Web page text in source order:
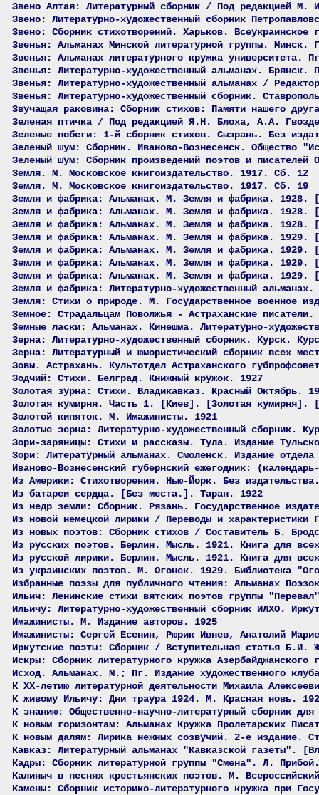
Звено Алтая: Литературный сборник / Под редакцией М.
Звено: Литературно-художественный сборник
Звено: Сборник стихотворений. Харьков. Всеукраинское
Звенья: Альманах Минской литературной группы. Минск.
Звенья: Альманах литературного кружка университета.
Звенья: Литературно-художественный альманах. Брянск.
Звенья: Литературно-художественный альманах /
Звенья: Литературно-художественный сборник.
Звучащая раковина: Сборник стихов: Памяти нашего
Зеленая птичка / Под редакцией Я.Н. Блоха, А.А.
Зеленые побеги: 1-й сборник стихов. Сызрань. Без
Зеленый шум: Сборник. Иваново-Вознесенск. Общество
Зеленый шум: Сборник произведений поэтов и писателей
Земля. М. Московское книгоиздательство. 1917. Сб. 12
Земля. М. Московское книгоиздательство. 1917. Сб. 19
Земля и фабрика: Альманах. М. Земля и фабрика.
Земля и фабрика: Альманах. М. Земля и фабрика.
Земля и фабрика: Альманах. М. Земля и фабрика.
Земля и фабрика: Альманах. М. Земля и фабрика.
Земля и фабрика: Альманах. М. Земля и фабрика.
Земля и фабрика: Альманах. М. Земля и фабрика.
Земля и фабрика: Альманах. М. Земля и фабрика.
Земля и фабрика: Литературно-художественный
Земля: Стихи о природе. М. Государственное военное
Земное: Страдальцам Поволжья - Астраханские
Земные ласки: Альманах. Кинешма. Литературно-
Зерна: Литературно-художественный сборник. Курск.
Зерна: Литературный и юмористический сборник всех
Зовы. Астрахань. Культотдел Астраханского
Зодчий: Стихи. Белград. Книжный кружок. 1927
Золотая зурна: Стихи. Владикавказ. Красный Октябрь.
Золотая кумирня. Часть 1. [Киев]. [Золотая кумирня].
Золотой кипяток. М. Имажинисты. 1921
Золотые зерна: Литературно-художественный сборник.
Зори-заряницы: Стихи и рассказы. Тула. Издание
Зори: Литературный альманах. Смоленск. Издание
Иваново-Вознесенский губернский ежегодник:
Из Америки: Стихотворения. Нью-Йорк. Без
Из батареи сердца. [Без места.]. Таран. 1922
Из недр земли: Сборник. Рязань. Государственное
Из новой немецкой лирики / Переводы и
Из новых поэтов: Сборник стихов / Составитель Б.
Из русских поэтов. Берлин. Мысль. 1921. Книга для
Из русской лирики. Берлин. Мысль. 1921. Книга для
Из украинских поэтов. М. Огонек. 1929. Библиотека
Избранные поэзы для публичного чтения: Альманах
Ильич: Ленинские стихи вятских поэтов группы
Ильичу: Литературно-художественный сборник ИЛХО.
Имажинисты. М. Издание авторов. 1925
Имажинисты: Сергей Есенин, Рюрик Ивнев, Анатолий
Иркутские поэты: Сборник / Вступительная статья Б.И.
Искры: Сборник литературного кружка
Исход. Альманах. М.; Пг. Издание художественного
К XX-летию литературной деятельности Михаила
К живому Ильичу: Дни траура 1924. М. Красная новь.
К знанию: Общественно-научно-литературный сборник
К новым горизонтам: Альманах Кружка Пролетарских
К новым далям: Лирика нежных созвучий. 2-е издание.
Кавказ: Литературный альманах "Кавказской газеты".
Кадры: Сборник литературной группы "Смена". Л.
Калиныч в песнях крестьянских поэтов. М.
Камены: Сборник историко-литературного кружка при